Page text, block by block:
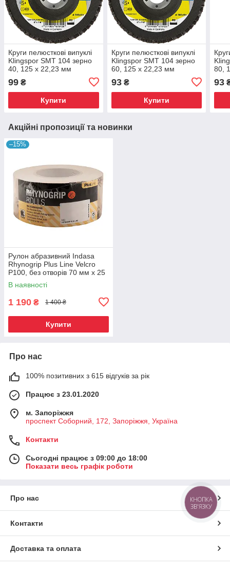
Круги пелюсткові випуклі
Klingspor SMT 104 зерно
40, 125 x 22,23 мм
99 ₴
Купити
Круги пелюсткові випуклі
Klingspor SMT 104 зерно
60, 125 x 22,23 мм
93₴
Купити
80,
93
Акційні пропозиції та новинки
–15%
Рулон абразивний Indasa
Rhynogrip Plus Line Velcro
P100, без отворів 70 мм х 25
м
В наявності
1 190 ₴ 1 400 ₴
Купити
Про нас
100% позитивних з 615 відгуків за рік
Працює з 23.01.2020
м. Запоріжжя
проспект Соборний, 172, Запоріжжя, Україна
Контакти
Сьогодні працює з 09:00 до 18:00
Показати весь графік роботи
Про нас
Контакти
Доставка та оплата
КНОПКА
ЗВ'ЯЗКУ